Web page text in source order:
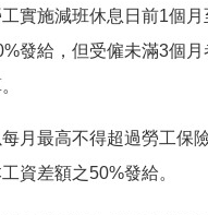
實施減班休息日前1個
發給，但受僱未滿3個
月最高不得超過勞工保
資差額之50%發給。